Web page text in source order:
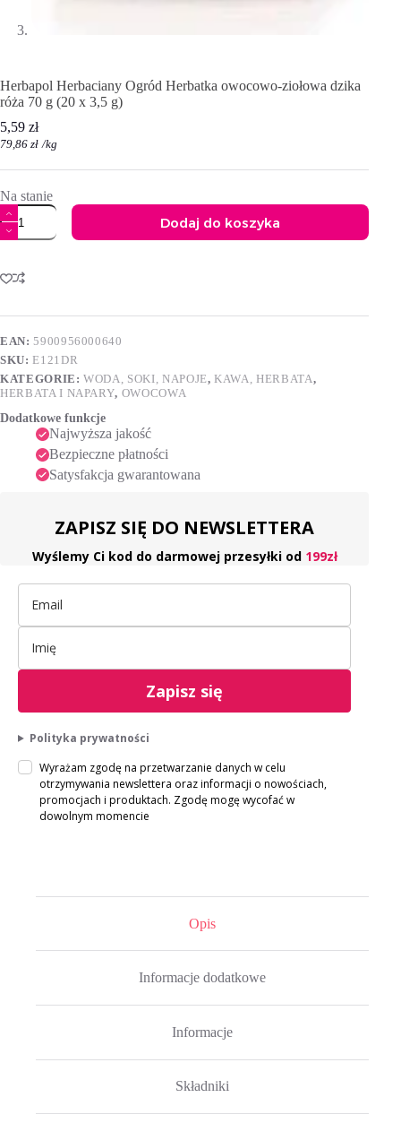
Herbapol Herbaciany Ogród Herbatka owocowo-ziołowa dzika
róża 70 g (20 x 3,5 g)
5,59 zł
79,86 zł /kg
Na stanie
ilość
Herbapol
Herbaciany
Herbatka
owocowo-
dzika
70
g
(20
x
g)
Dodaj do koszyka
t
r
a
t
i
v
e
:
EAN:5900956000640
SKU:E121DR
KATEGORIE:WODA, SOKI, NAPOJE,KAWA, HERBATA,
HERBATA I NAPARY, OWOCOWA
Dodatkowe funkcje
Najwyższa jakość
Bezpieczne płatności
Satysfakcja gwarantowana
ZAPISZ SIĘ DO NEWSLETTERA
Wyślemy Ci kod do darmowej przesyłki od 199zł
Zapisz się
Polityka prywatności
Wyrażam zgodę na przetwarzanie danych w celu
otrzymywania newslettera oraz informacji o nowościach,
promocjach i produktach. Zgodę mogę wycofać w
dowolnym momencie
Opis
Informacje dodatkowe
Informacje
Składniki